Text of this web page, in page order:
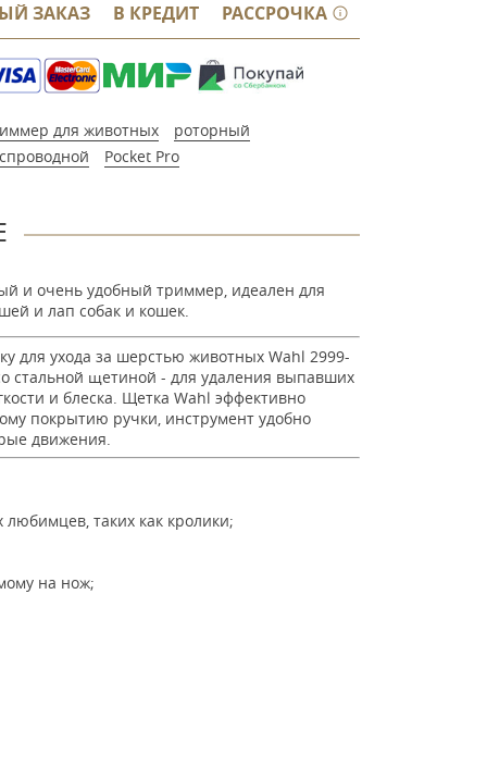
ЗАКАЗ В КРЕДИТ РАССРОЧКА
для животных
роторный
Pocket Pro
и очень удобный триммер, идеален для
и лап собак и кошек.
для ухода за шерстью животных Wahl 2999-
стальной щетиной - для удаления выпавших
и блеска. Щетка Wahl эффективно
покрытию ручки, инструмент удобно
движения.
таких как кролики;
на нож;